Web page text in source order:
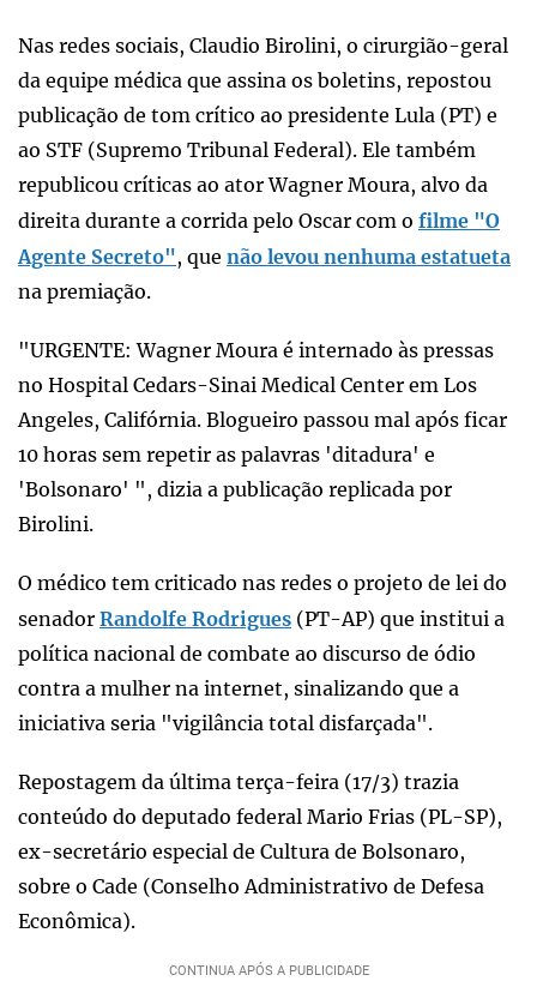
Nas redes sociais, Claudio Birolini, o cirurgião-geral
da equipe médica que assina os boletins, repostou
publicação de tom crítico ao presidente Lula (PT) e
ao STF (Supremo Tribunal Federal). Ele também
republicou críticas ao ator Wagner Moura, alvo da
direita durante a corrida pelo Oscar com o filme "O
Agente Secreto", que não levou nenhuma estatueta
na premiação.
"URGENTE: Wagner Moura é internado às pressas
no Hospital Cedars-Sinai Medical Center em Los
Angeles, Califórnia. Blogueiro passou mal após ficar
10 horas sem repetir as palavras 'ditadura' e
'Bolsonaro' ", dizia a publicação replicada por
Birolini.
O médico tem criticado nas redes o projeto de lei do
senador Randolfe Rodrigues (PT-AP) que institui a
política nacional de combate ao discurso de ódio
contra a mulher na internet, sinalizando que a
iniciativa seria "vigilância total disfarçada".
Repostagem da última terça-feira (17/3) trazia
conteúdo do deputado federal Mario Frias (PL-SP),
ex-secretário especial de Cultura de Bolsonaro,
sobre o Cade (Conselho Administrativo de Defesa
Econômica).